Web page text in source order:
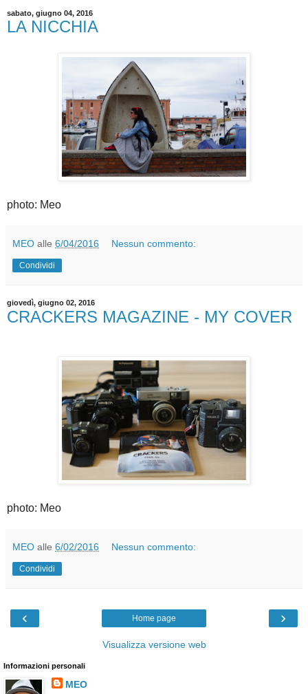
sabato, giugno 04, 2016
LA NICCHIA
photo: Meo
MEO alle 6/04/2016 Nessun commento:
Condividi
giovedì, giugno 02, 2016
CRACKERS MAGAZINE - MY COVER
photo: Meo
MEO alle 6/02/2016 Nessun commento:
Condividi
‹ ›
Home page
Visualizza versione web
Informazioni personali
MEO